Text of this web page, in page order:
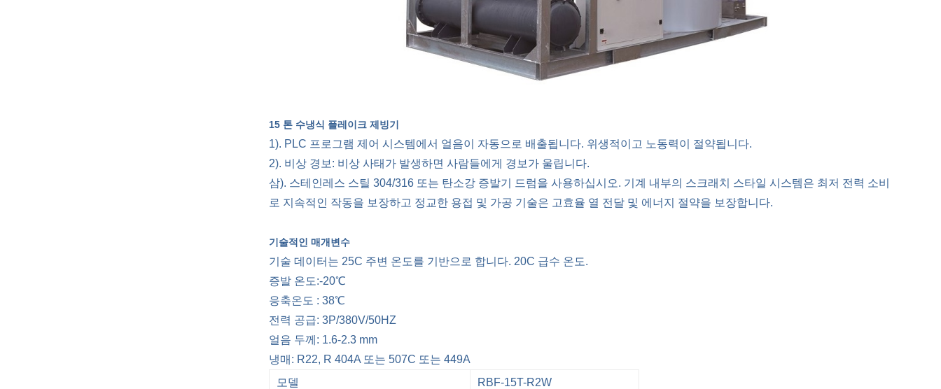
15 톤 수냉식 플레이크 제빙기
1). PLC 프로그램 제어 시스템에서 얼음이 자동으로 배출됩니다. 위생적이고 노동력이 절약됩니다.
2). 비상 경보: 비상 사태가 발생하면 사람들에게 경보가 울립니다.
삼). 스테인레스 스틸 304/316 또는 탄소강 증발기 드럼을 사용하십시오. 기계 내부의 스크래치 스타일 시스템은 최저 전력 소비
로 지속적인 작동을 보장하고 정교한 용접 및 가공 기술은 고효율 열 전달 및 에너지 절약을 보장합니다.
기술적인 매개변수
기술 데이터는 25C 주변 온도를 기반으로 합니다. 20C 급수 온도.
증발 온도:-20℃
응축온도 : 38℃
전력 공급: 3P/380V/50HZ
얼음 두께: 1.6-2.3 mm
냉매: R22, R 404A 또는 507C 또는 449A
모델
RBF-15T-R2W